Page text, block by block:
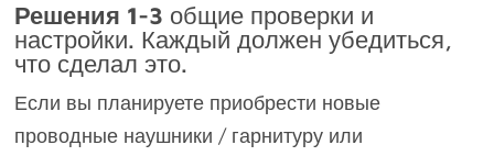
Решения 1-3 общие проверки и
настройки. Каждый должен убедиться,
что сделал это.
Если вы планируете приобрести новые
проводные наушники / гарнитуру или